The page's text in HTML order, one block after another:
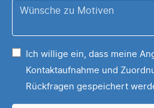
Tassen,
...
Wünsche
Ihrem
MotivIch willige ein, dass meine
Kontaktaufnahme und
Rückfragen gespeichert